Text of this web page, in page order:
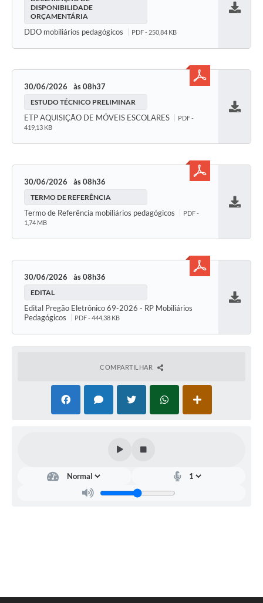
DISPONIBILIDADE
ORÇAMENTÁRIA
DDO mobiliários pedagógicos PDF - 250,84 KB
30/06/2026 08h37
ESTUDO TÉCNICO PRELIMINAR
ETP AQUISIÇÃO DE MÓVEIS ESCOLARES
PDF -
419,13 KB
30/06/2026 08h36
TERMO DE REFERÊNCIA
Termo de Referência mobiliários pedagógicos
PDF -
1,74 MB
30/06/2026 08h36
EDITAL
Edital Pregão Eletrônico 69-2026 - RP Mobiliários
Pedagógicos
PDF - 444,38 KB
COMPARTILHAR